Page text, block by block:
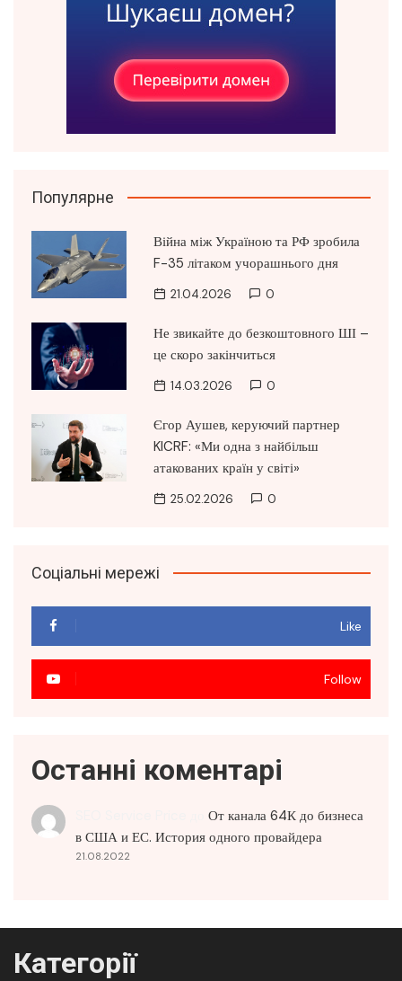
Популярне
Війна між Україною та РФ зробила
F-35 літаком учорашнього дня
21.04.2026 0
Не звикайте до безкоштовного ШІ –
це скоро закінчиться
14.03.2026 0
Єгор Аушев, керуючий партнер
KICRF: «Ми одна з найбільш
атакованих країн у світі»
25.02.2026 0
Соціальні мережі
Like
Follow
Останні коментарі
От канала 64К до бизнеса
в США и ЕС. История одного провайдера
21.08.2022
Категорії